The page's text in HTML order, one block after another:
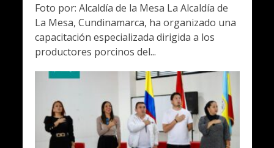
Foto por: Alcaldía de la Mesa La Alcaldía de
La Mesa, Cundinamarca, ha organizado una
capacitación especializada dirigida a los
productores porcinos del...